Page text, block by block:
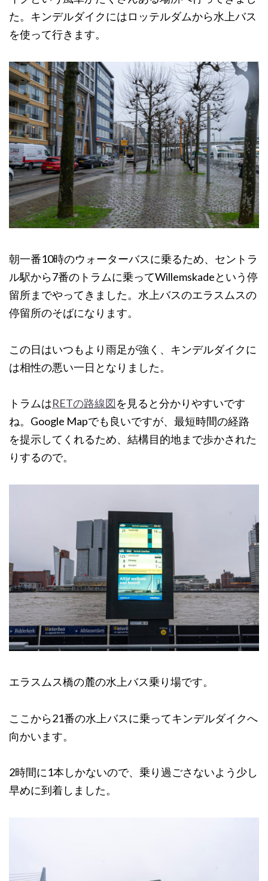
た。キンデルダイクにはロッテルダムから水上バス
を使って行きます。
朝一番10時のウォーターバスに乗るため、セントラ
ル駅から7番のトラムに乗ってWillemskadeという停
留所までやってきました。水上バスのエラスムスの
停留所のそばになります。
この日はいつもより雨足が強く、キンデルダイクに
は相性の悪い一日となりました。
トラムはRETの路線図を見ると分かりやすいです
ね。Google Mapでも良いですが、最短時間の経路
を提示してくれるため、結構目的地まで歩かされた
りするので。
エラスムス橋の麓の水上バス乗り場です。
ここから21番の水上バスに乗ってキンデルダイクへ
向かいます。
2時間に1本しかないので、乗り過ごさないよう少し
早めに到着しました。